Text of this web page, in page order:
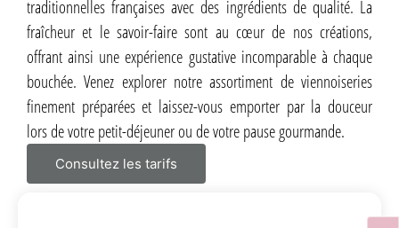
traditionnelles françaises avec des ingrédients de qualité. La
fraîcheur et le savoir-faire sont au cœur de nos créations,
offrant ainsi une expérience gustative incomparable à chaque
bouchée. Venez explorer notre assortiment de viennoiseries
finement préparées et laissez-vous emporter par la douceur
lors de votre petit-déjeuner ou de votre pause gourmande.
Consultez les tarifs